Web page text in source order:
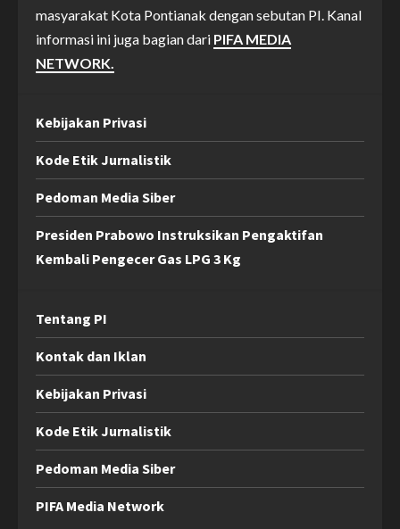
masyarakat Kota Pontianak dengan sebutan PI. Kanal
informasi ini juga bagian dari PIFA MEDIA
NETWORK.
Kebijakan Privasi
Kode Etik Jurnalistik
Pedoman Media Siber
Presiden Prabowo Instruksikan Pengaktifan
Kembali Pengecer Gas LPG 3 Kg
Tentang PI
Kontak dan Iklan
Kebijakan Privasi
Kode Etik Jurnalistik
Pedoman Media Siber
PIFA Media Network